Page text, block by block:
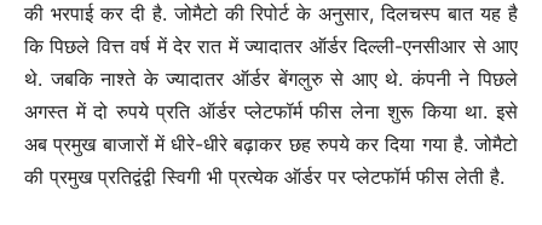
की भरपाई कर दी है. जोमैटो की रिपोर्ट के अनुसार, दिलचस्प बात यह है
कि पिछले वित्त वर्ष में देर रात में ज्यादातर ऑर्डर दिल्ली-एनसीआर से आए
थे. जबकि नाश्ते के ज्यादातर ऑर्डर बेंगलुरु से आए थे. कंपनी ने पिछले
अगस्त में दो रुपये प्रति ऑर्डर प्लेटफॉर्म फीस लेना शुरू किया था. इसे
अब प्रमुख बाजारों में धीरे-धीरे बढ़ाकर छह रुपये कर दिया गया है. जोमैटो
की प्रमुख प्रतिद्वंद्वी स्विगी भी प्रत्येक ऑर्डर पर प्लेटफॉर्म फीस लेती है.